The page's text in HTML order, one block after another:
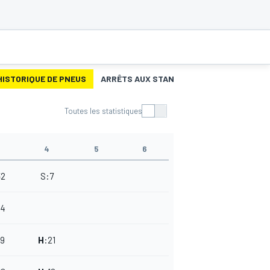
DE PNEUS ARRÊTS AUX STANDS
Toutes les statistiques
4 5 6
S:7
H:21